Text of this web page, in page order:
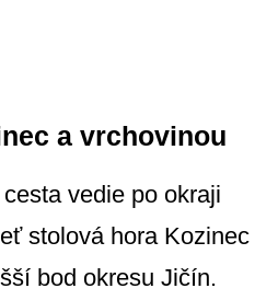
a vrchovinou
vedie po okraji
stolová hora Kozinec
bod okresu Jičín.